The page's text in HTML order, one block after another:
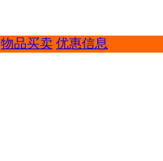
物品买卖 优惠信息